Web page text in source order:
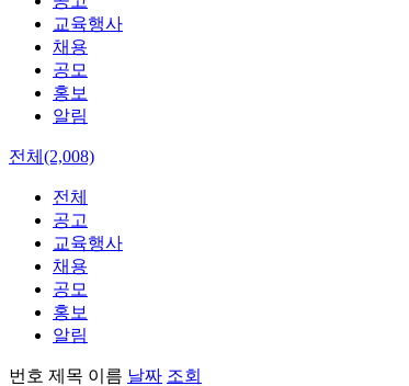
교육행사
채용
공모
홍보
알림
전체(2,008)
전체
공고
교육행사
채용
공모
홍보
알림
번호 제목 이름 날짜 조회